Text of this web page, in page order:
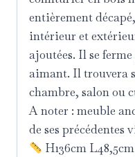
entièrement
intérieur et
ajoutées. Il se
aimant. Il trouvera
chambre, salon ou
A noter : meuble
de ses précédentes
H136cm